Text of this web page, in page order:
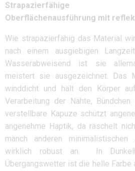
Strapazierfähige
Oberflächenausführung mit
Wie strapazierfähig das Material
nach einem ausgiebigen
Wasserabweisend ist sie
meistert sie ausgezeichnet. Das
winddicht und hält den Körper
Verarbeitung der Nähte,
verstellbare Kapuze schützt
angenehme Haptik, da raschelt
manch anderen
wirklich robust an. In
Übergangswetter ist die helle Farbe